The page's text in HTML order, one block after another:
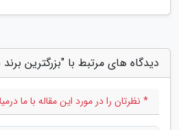
دیدگاه های مرتبط با "بزرگترین
* نظرتان را در مورد این مقاله با ما